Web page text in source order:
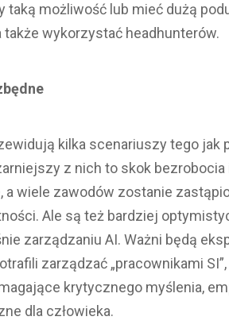
taką możliwość lub mieć dużą
wykorzystać headhunterów.
kilka scenariuszy tego jak
z nich to skok
a wiele zawodów zostanie
Ale są też bardziej
zarządzaniu AI. Ważni będą
zarządzać „pracownikami
krytycznego myślenia,
dla człowieka.